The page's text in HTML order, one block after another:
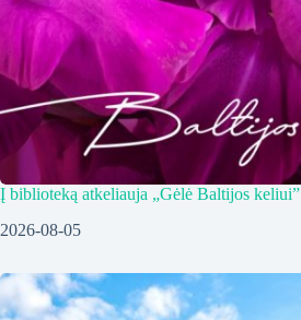
Į biblioteką atkeliauja „Gėlė Baltijos keliui”
2026-08-05